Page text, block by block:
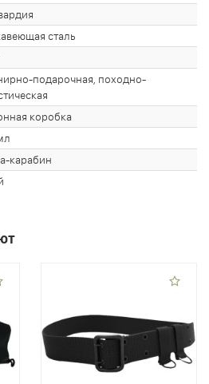
сталь
подарочная, походно-
коробка
карабин